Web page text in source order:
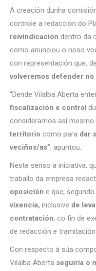
A creación dunha
controle a redacción do
reivindicación dentro da
como anunciou o noso
con representación que,
volveremos defender no
“Dende Vilalba Aberta
fiscalización e control
consideramos así mesmo
territorio como para dar
veciños/as”, apuntou.
Neste senso a iniciativa,
traballo da empresa
oposición e que,
vixencia, inclusive de
contratación, co fin de
de redacción e tramitación
Con respecto á súa
Vilalba Aberta seguiría o